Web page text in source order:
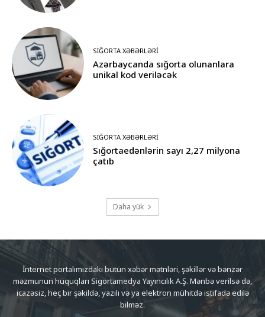
SIĞORTA XƏBƏRLƏRI
Azərbaycanda sığorta olunanlara
unikal kod veriləcək
SIĞORTA XƏBƏRLƏRI
Sığortaedənlərin sayı 2,27 milyona
çatıb
Daha yük
İnternet portalımızdakı bütün xəbər mətnləri, şəkillər və bənzər
məzmunun hüquqları Sigortamedya Yayıncılık A.Ş. Mənbə verilsə də,
icazəsiz, heç bir şəkildə, yazılı və ya elektron mühitdə istifadə edilə
bilməz.